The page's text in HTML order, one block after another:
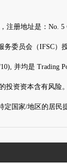
注册地址是：No.
委员会（IFSC）
并均是 Trading
投资资本含有风险
定国家/地区的居